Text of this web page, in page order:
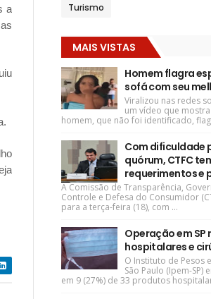
a
Turismo
MAIS VISTAS
Homem flagra
sofá com seu
Viralizou nas redes
um vídeo que
homem, que não foi identificado,
Com dificuldade
quórum, CTFC
requerimentos e
A Comissão de Transparência,
Controle e Defesa do Consumidor
para a terça-feira (18), com ...
Operação em
hospitalares e
O Instituto de Pesos
São Paulo (Ipem-
em 9 (27%) de 33 produtos